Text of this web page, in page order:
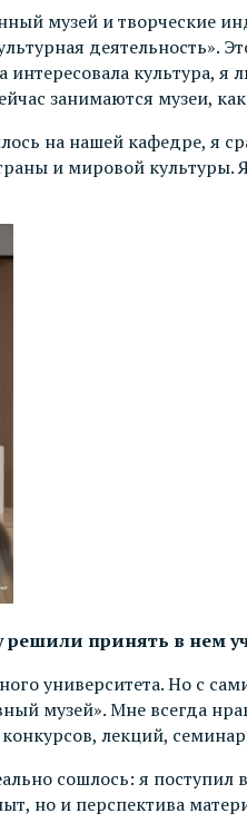
музей и творческие
культура,
занимаются музеи,
на нашей кафедре, я
и мировой
принять в нем
университета. Но с
музей». Мне всегда
лекций,
сошлось: я
но и перспектива